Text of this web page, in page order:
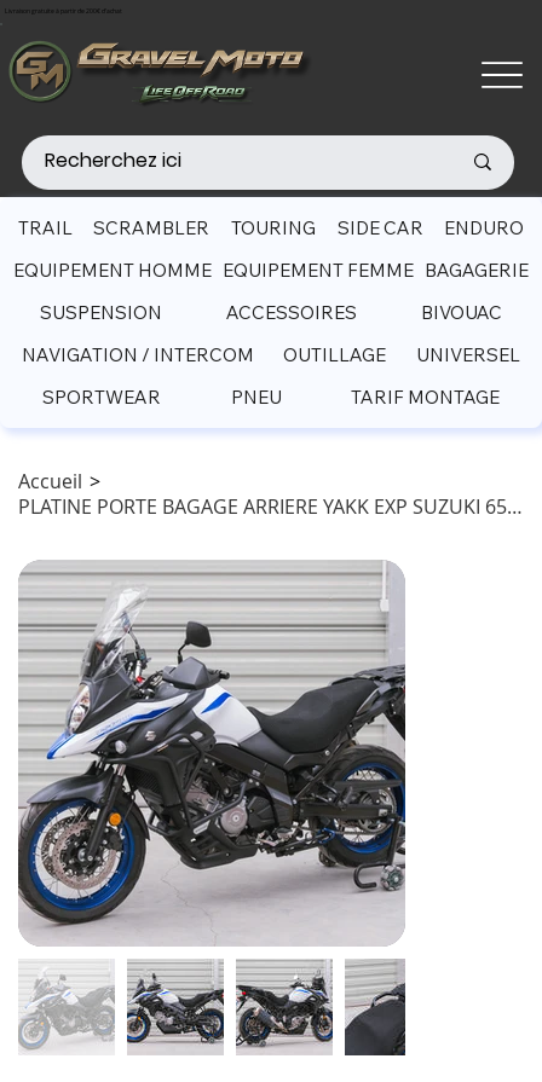
Livraison gratuite à partir de 200€ d'achat
Accueil >
PLATINE PORTE BAGAGE ARRIERE YAKK EXP SUZUKI 650 V-STROM (2017- )
TRAIL SCRAMBLER TOURING SIDE CAR
ENDURO
EQUIPEMENT HOMME EQUIPEMENT FEMME BAGAGERIE
SUSPENSION
ACCESSOIRES
BIVOUAC
NAVIGATION / INTERCOM
OUTILLAGE
UNIVERSEL
SPORTWEAR
PNEU TARIF MONTAGE